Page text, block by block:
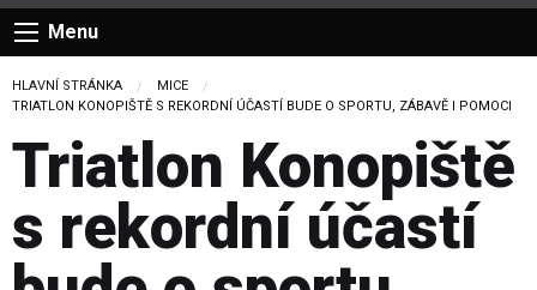
Menu
HLAVNÍ STRÁNKA
MICE
CURRENT:
TRIATLON KONOPIŠTĚ S REKORDNÍ ÚČASTÍ BUDE O SPORTU, ZÁBAVĚ I POMOCI
Triatlon Konopiště
s rekordní účastí